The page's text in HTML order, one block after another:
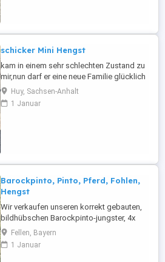
schicker Mini Hengst
kam in einem sehr schlechten Zustand zu
mir,nun darf er eine neue Familie glücklich
machen! Leider vorne Bockhuf dadurch
Fehlstellung ,tickt manchmal im Trab aber
er tobbt und galoppiert mit den anderen
Huy, Sachsen-Anhalt
1 Januar
Barockpinto, Pinto, Pferd, Fohlen,
Hengst
Wir verkaufen unseren korrekt gebauten,
bildhübschen Barockpinto-jungster, 4x
hoch weiß, mit kräftigem Röhrbein, hoher
Aufrichtung und massiver Halsung. Kein
Verkauf an: Händler, Reitschulen oder
Fellen, Bayern
1 Januar